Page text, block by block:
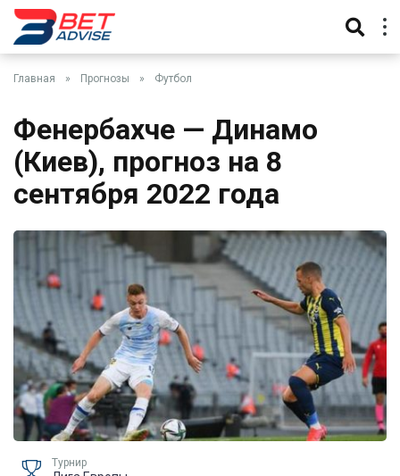
Главная » Прогнозы » Футбол
Фенербахче — Динамо
(Киев), прогноз на 8
сентября 2022 года
Турнир